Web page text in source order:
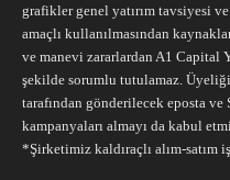
grafikler genel yatırım tavsiyesi
amaçlı kullanılmasından
ve manevi zararlardan A1 Capital
şekilde sorumlu tutulamaz.
tarafından gönderilecek eposta
kampanyaları almayı da kabul
*Şirketimiz kaldıraçlı alım-satım